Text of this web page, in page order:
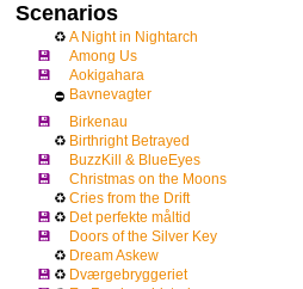
Scenarios
♻ A Night in Nightarch
💾
Among Us
💾
Aokigahara
⛔ Bavnevagter
💾
Birkenau
♻ Birthright Betrayed
💾
BuzzKill & BlueEyes
💾
Christmas on the Moons
♻ Cries from the Drift
💾 ♻ Det perfekte måltid
💾
Doors of the Silver Key
♻ Dream Askew
💾 ♻ Dværgebryggeriet